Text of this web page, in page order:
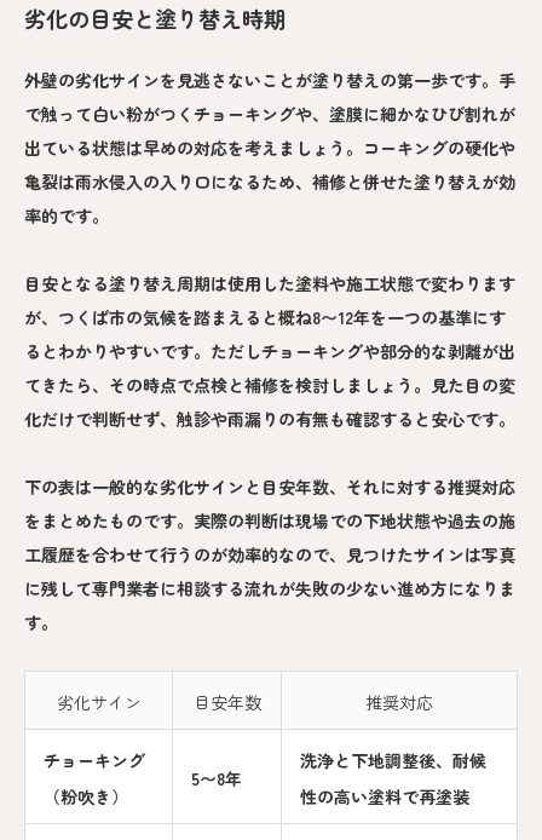
劣化の目安と塗り替え時期
外壁の劣化サインを見逃さないことが塗り替えの第一歩です。手
で触って白い粉がつくチョーキングや、塗膜に細かなひび割れが
出ている状態は早めの対応を考えましょう。コーキングの硬化や
亀裂は雨水侵入の入り口になるため、補修と併せた塗り替えが効
率的です。
目安となる塗り替え周期は使用した塗料や施工状態で変わります
が、つくば市の気候を踏まえると概ね8〜12年を一つの基準にす
るとわかりやすいです。ただしチョーキングや部分的な剥離が出
てきたら、その時点で点検と補修を検討しましょう。見た目の変
化だけで判断せず、触診や雨漏りの有無も確認すると安心です。
下の表は一般的な劣化サインと目安年数、それに対する推奨対応
をまとめたものです。実際の判断は現場での下地状態や過去の施
工履歴を合わせて行うのが効率的なので、見つけたサインは写真
に残して専門業者に相談する流れが失敗の少ない進め方になりま
す。
劣化サイン 目安年数 推奨対応
チョーキング
（粉吹き）
5〜8年
洗浄と下地調整後、耐候
性の高い塗料で再塗装